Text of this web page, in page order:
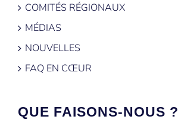
COMITÉS RÉGIONAUX
MÉDIAS
NOUVELLES
FAQ EN CŒUR
QUE FAISONS-NOUS ?